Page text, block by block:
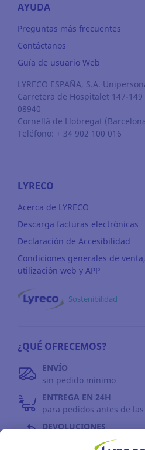
AYUDA
Preguntas más frecuentes
Contáctanos
Guía de usuario Web
LYRECO ESPAÑA, S.A.
Carretera de Hospitalet 147-149
08940
Cornellá de Llobregat
Teléfono: + 34 902 100 016
LYRECO
Acerca de LYRECO
Descarga facturas electrónicas
Declaración de Accesibilidad
Condiciones generales de
utilización web y APP
Sostenibilidad
¿QUÉ OFRECEMOS?
ENVÍO
sin pedido mínimo
ENTREGA EN 24H
para pedidos antes de
DEVOLUCIONES
antes de 30 días